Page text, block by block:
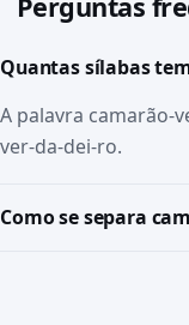
Quantas sílabas
A palavra camarão-
ver-da-dei-ro.
Como se separa